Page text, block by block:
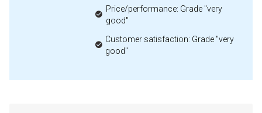
Price/performance: Grade "very
good"
Customer satisfaction: Grade "very
good"